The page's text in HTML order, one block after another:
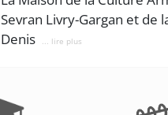
Sevran Livry-Gargan et de
Denis
... lire plus